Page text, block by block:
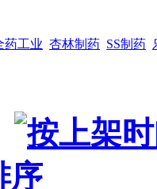
药工业 杏林制药 SS制药